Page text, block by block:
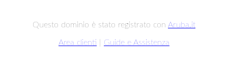
Questo dominio è stato registrato con Aruba.it
Area clienti Guide e Assistenza